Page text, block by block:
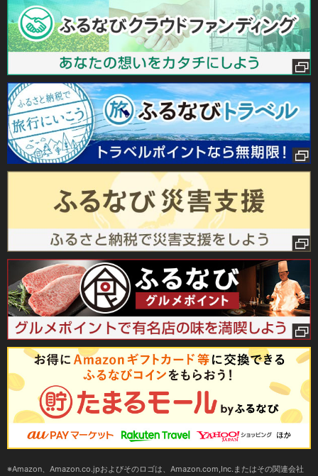
Amazon、Amazon.co.jpおよびそのロゴは、Amazon.com,Inc.またはその関連会社